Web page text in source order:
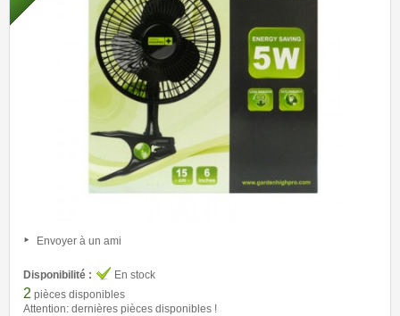
Envoyer à un ami
Disponibilité : En stock
2 pièces disponibles
Attention: dernières pièces disponibles !